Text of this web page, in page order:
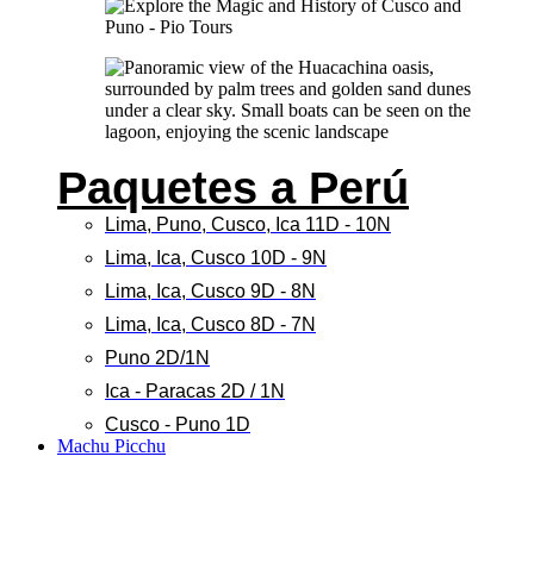
Paquetes a Perú
Lima, Puno, Cusco, Ica 11D - 10N
Lima, Ica, Cusco 10D - 9N
Lima, Ica, Cusco 9D - 8N
Lima, Ica, Cusco 8D - 7N
Puno 2D/1N
Ica - Paracas 2D / 1N
Cusco - Puno 1D
Machu Picchu